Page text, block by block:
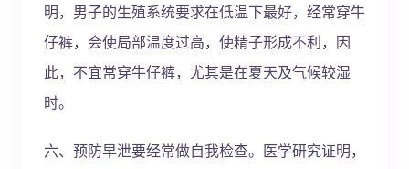
明，男子的生殖系统要求在低温下最好，经常穿牛
仔裤，会使局部温度过高，使精子形成不利，因
此，不宜常穿牛仔裤，尤其是在夏天及气候较湿
时。
六、预防早泄要经常做自我检查。医学研究证明，